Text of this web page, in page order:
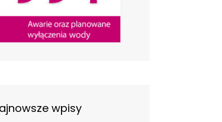
wpisy